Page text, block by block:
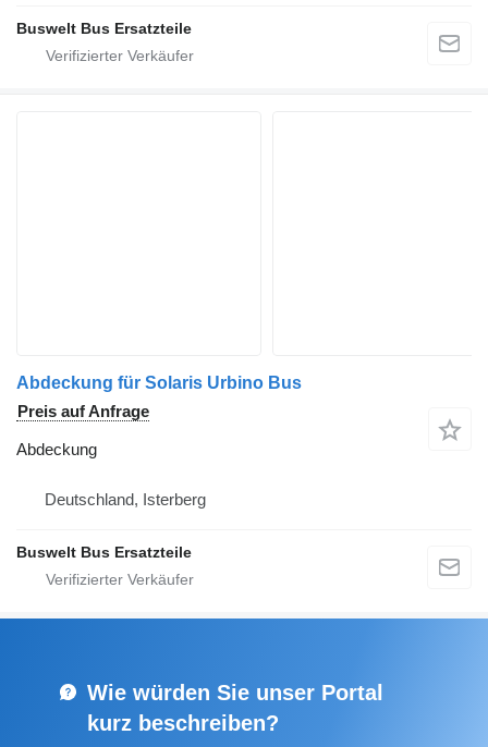
Buswelt Bus Ersatzteile
Abdeckung für Solaris Urbino Bus
Preis auf Anfrage
Abdeckung
Deutschland, Isterberg
Buswelt Bus Ersatzteile
Wie würden Sie unser Portal
kurz beschreiben?